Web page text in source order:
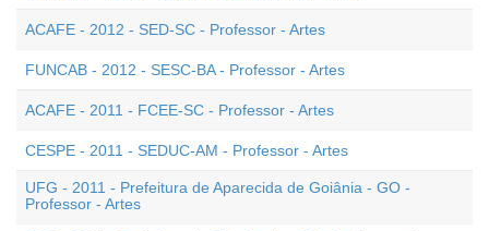
ACAFE - 2012 - SED-SC - Professor - Artes
FUNCAB - 2012 - SESC-BA - Professor - Artes
ACAFE - 2011 - FCEE-SC - Professor - Artes
CESPE - 2011 - SEDUC-AM - Professor - Artes
UFG - 2011 - Prefeitura de Aparecida de Goiânia - GO -
Professor - Artes